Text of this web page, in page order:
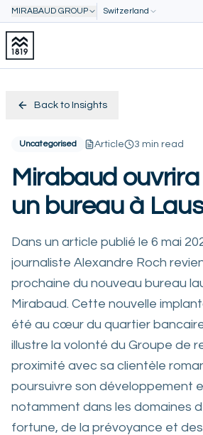
MIRABAUD GROUP Switzerland
Back to Insights
Uncategorised Article 3 min read
Mirabaud
un bureau à
Dans un article publié le 6 mai
journaliste Alexandre Roch
prochaine du nouveau bureau
Mirabaud. Cette nouvelle
été au cœur du quartier
illustre la volonté du Groupe de
proximité avec sa clientèle
poursuivre son développement
notamment dans les domaines
fortune, de la prévoyance et